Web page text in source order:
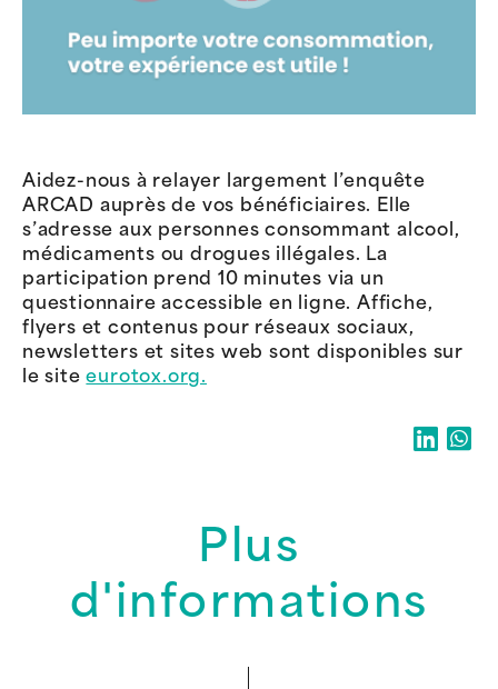
Aidez-nous à relayer largement l’enquête
ARCAD auprès de vos bénéficiaires. Elle
s’adresse aux personnes consommant alcool,
médicaments ou drogues illégales. La
participation prend 10 minutes via un
questionnaire accessible en ligne. Affiche,
flyers et contenus pour réseaux sociaux,
newsletters et sites web sont disponibles sur
le siteeurotox.org.
Plus
d'informations